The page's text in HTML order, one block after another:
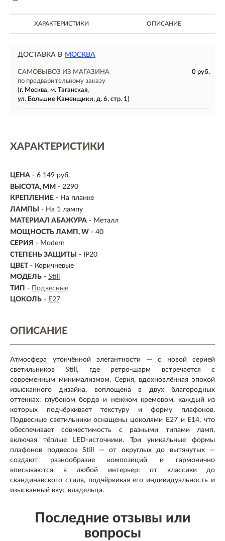
ХАРАКТЕРИСТИКИ ОПИСАНИЕ
ДОСТАВКА В МОСКВА
САМОВЫВОЗ ИЗ МАГАЗИНА
0 руб.
по предварительному заказу
(г. Москва, м. Таганская,
ул. Большие Каменщики, д. 6, стр. 1)
ХАРАКТЕРИСТИКИ
ЦЕНА - 6 149 руб.
ВЫСОТА, ММ - 2290
КРЕПЛЕНИЕ - На планке
ЛАМПЫ
- На 1 лампу
МАТЕРИАЛ АБАЖУРА - Металл
МОЩНОСТЬ ЛАМП, W - 40
СЕРИЯ - Modern
СТЕПЕНЬ ЗАЩИТЫ
- IP20
ЦВЕТ - Коричневые
МОДЕЛЬ - Still
ТИП - Подвесные
ЦОКОЛЬ - E27
ОПИСАНИЕ
Атмосфера утончённой элегантности — с новой серией
светильников Still, где ретро-шарм встречается с
современным минимализмом. Серия, вдохновлённая эпохой
изысканного дизайна, воплощена в двух благородных
оттенках: глубоком бордо и нежном кремовом, каждый из
которых подчёркивает текстуру и форму плафонов.
Подвесные светильники оснащены цоколями E27 и E14, что
обеспечивает совместимость с разными типами ламп,
включая тёплые LED-источники. Три уникальные формы
плафонов подвесов Still — от округлых до вытянутых —
создают разнообразие композиций и гармонично
вписываются в любой интерьер: от классики до
скандинавского стиля, подчёркивая его индивидуальность и
изысканный вкус владельца.
Последние отзывы или
вопросы